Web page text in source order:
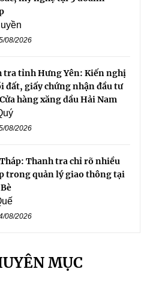
08/2026
tra tỉnh Hưng Yên: Kiến nghị
đất, giấy chứng nhận đầu tư
hàng xăng dầu Hải Nam
08/2026
Thanh tra chỉ rõ nhiều
trong quản lý giao thông tại
08/2026
MỤC